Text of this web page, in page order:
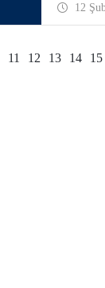
12
11 12 13 14 15